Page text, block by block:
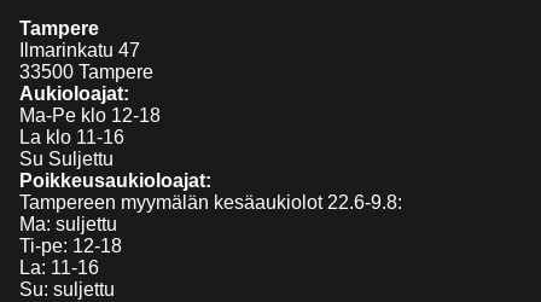
Tampere
Ilmarinkatu 47
33500 Tampere
Aukioloajat:
Ma-Pe klo 12-18
La klo 11-16
Su Suljettu
Poikkeusaukioloajat:
Tampereen myymälän kesäaukiolot 22.6-9.8:
Ma: suljettu
Ti-pe: 12-18
La: 11-16
Su: suljettu